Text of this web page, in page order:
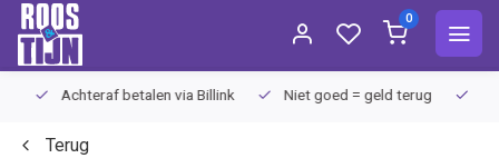
0
Achteraf betalen via Billink Niet goed = geld terug
Terug